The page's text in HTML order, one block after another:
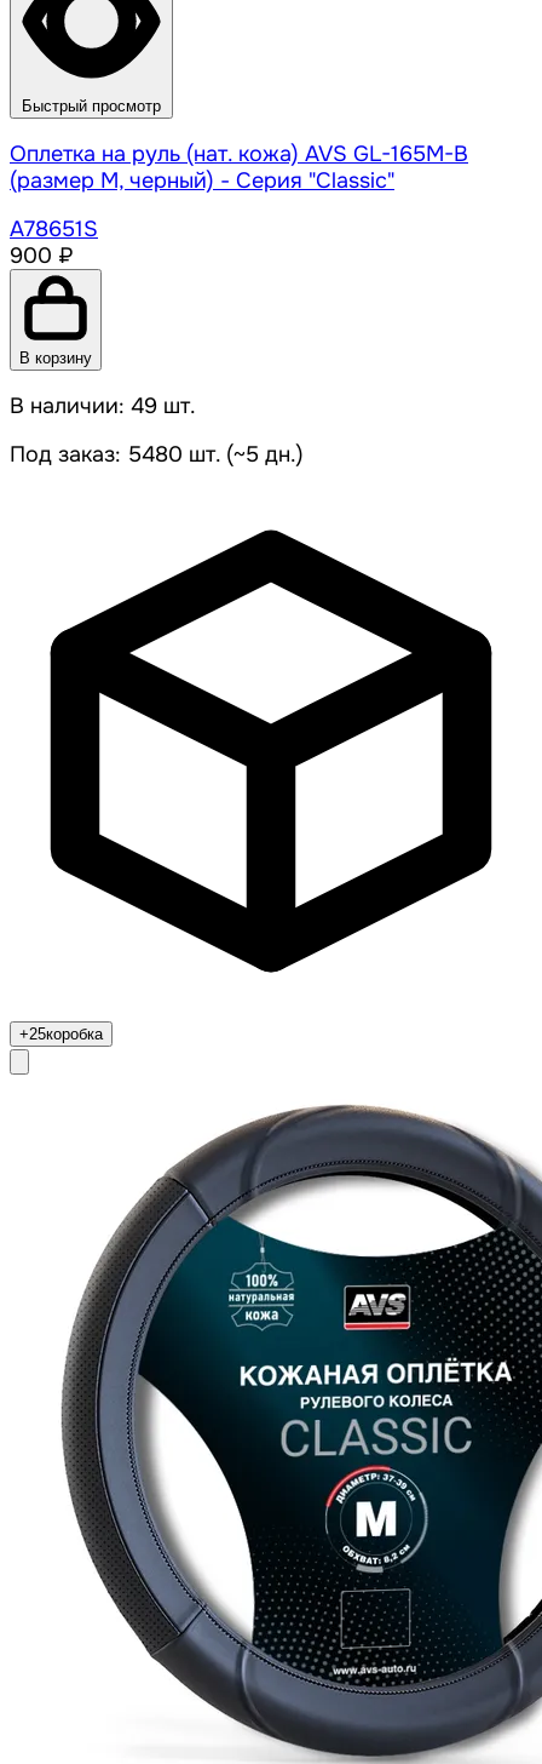
Быстрый просмотр
Оплетка на руль (нат. кожа) AVS GL-165M-B
(размер M, черный) - Серия "Classic"
A78651S
900 ₽
В корзину
В наличии: 49 шт.
Под заказ: 5480 шт. (~5 дн.)
+25коробка